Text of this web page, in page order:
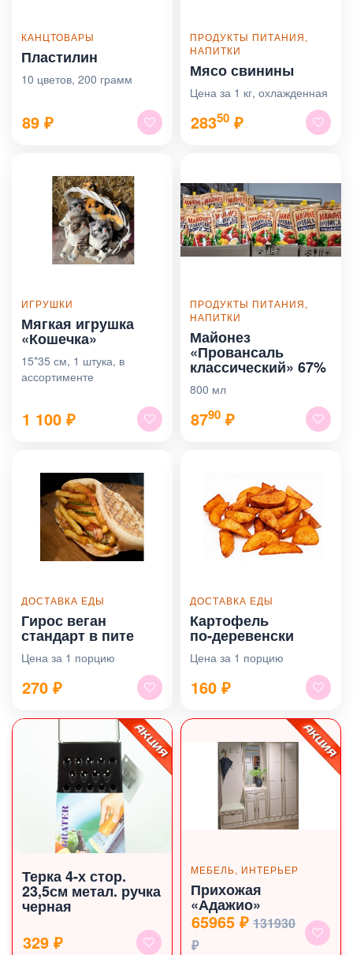
КАНЦТОВАРЫ
Пластилин
10 цветов, 200 грамм
89 ₽
ПРОДУКТЫ ПИТАНИЯ,
НАПИТКИ
Мясо свинины
Цена за 1 кг, охлажденная
28350 ₽
ИГРУШКИ
Мягкая игрушка
«Кошечка»
15*35 см, 1 штука, в
ассортименте
1 100 ₽
ПРОДУКТЫ ПИТАНИЯ,
НАПИТКИ
Майонез
«Провансаль
классический» 67%
800 мл
8790 ₽
ДОСТАВКА ЕДЫ
Гирос веган
стандарт в пите
Цена за 1 порцию
270 ₽
ДОСТАВКА ЕДЫ
Картофель
по‑деревенски
Цена за 1 порцию
160 ₽
Терка 4-х стор.
23,5см метал. ручка
черная
329 ₽
МЕБЕЛЬ, ИНТЕРЬЕР
Прихожая
«Адажио»
65965 ₽ 131930
₽